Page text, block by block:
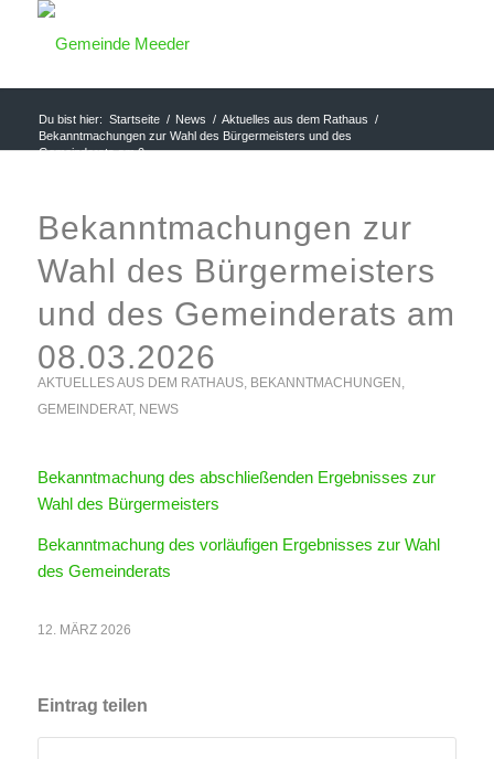
Du bist hier: Startseite / News / Aktuelles aus dem Rathaus /
Bekanntmachungen zur Wahl des Bürgermeisters und des
Gemeinderats am 0...
Bekanntmachungen zur
Wahl des Bürgermeisters
und des Gemeinderats am
08.03.2026
AKTUELLES AUS DEM RATHAUS, BEKANNTMACHUNGEN ,
GEMEINDERAT, NEWS
Bekanntmachung des abschließenden Ergebnisses zur
Wahl des Bürgermeisters
Bekanntmachung des vorläufigen Ergebnisses zur Wahl
des Gemeinderats
12. MÄRZ 2026
Eintrag teilen